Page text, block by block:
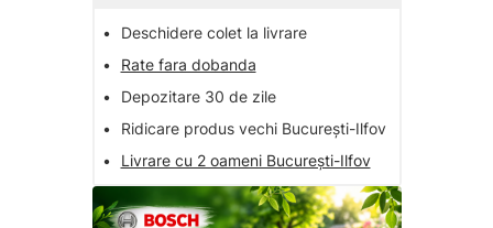
•
Deschidere colet la livrare
•
Rate fara dobanda
•
Depozitare 30 de zile
•
Ridicare produs vechi București-Ilfov
•
Livrare cu 2 oameni București-Ilfov